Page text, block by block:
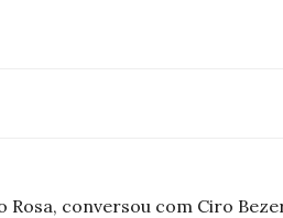
conversou com Ciro